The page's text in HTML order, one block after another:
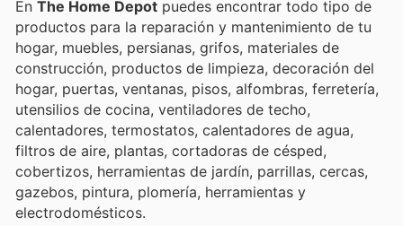
En The Home Depot puedes encontrar todo tipo de
productos para la reparación y mantenimiento de tu
hogar, muebles, persianas, grifos, materiales de
construcción, productos de limpieza, decoración del
hogar, puertas, ventanas, pisos, alfombras, ferretería,
utensilios de cocina, ventiladores de techo,
calentadores, termostatos, calentadores de agua,
filtros de aire, plantas, cortadoras de césped,
cobertizos, herramientas de jardín, parrillas, cercas,
gazebos, pintura, plomería, herramientas y
electrodomésticos.